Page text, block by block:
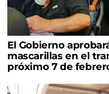
El Gobierno
mascarillas en el
próximo 7 de